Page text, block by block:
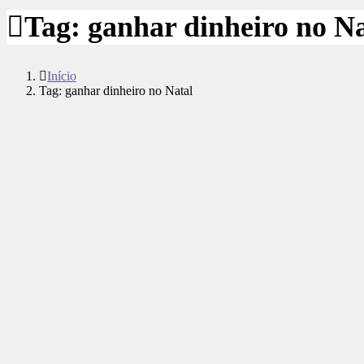
Tag: ganhar dinheiro no
Início
Tag: ganhar dinheiro no Natal